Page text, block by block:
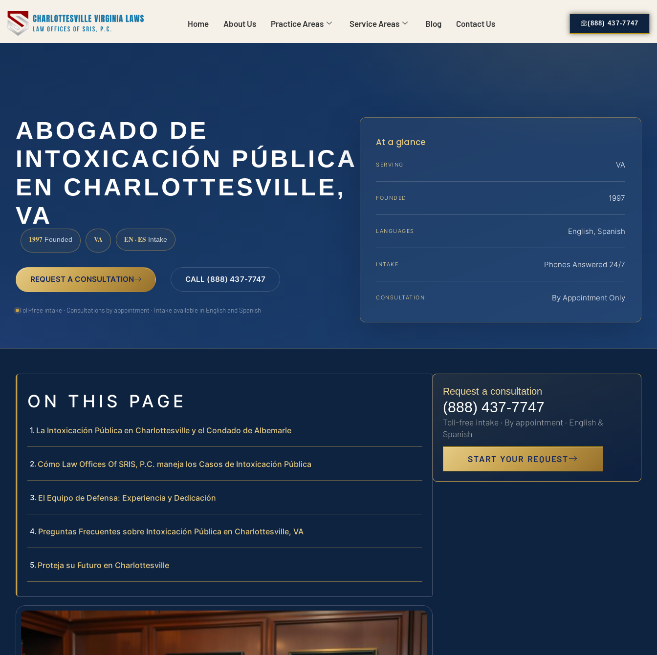
Home About Us Practice Areas Service Areas Blog Contact Us (888) 437-7747
ABOGADO DE
INTOXICACIÓN PÚBLICA
EN CHARLOTTESVILLE,
VA
1997 Founded VA EN · ES Intake
REQUEST A CONSULTATION CALL (888) 437-7747
Toll-free intake · Consultations by appointment · Intake available in English and Spanish
At a glance
SERVING VA
FOUNDED 1997
LANGUAGES English, Spanish
INTAKE Phones Answered 24/7
CONSULTATION By Appointment Only
ON THIS PAGE
La Intoxicación Pública en Charlottesville y el Condado de Albemarle
Cómo Law Offices Of SRIS, P.C. maneja los Casos de Intoxicación Pública
El Equipo de Defensa: Experiencia y Dedicación
Preguntas Frecuentes sobre Intoxicación Pública en Charlottesville, VA
Proteja su Futuro en Charlottesville
Request a consultation
(888) 437-7747
Toll-free intake · By appointment · English &
Spanish
START YOUR REQUEST